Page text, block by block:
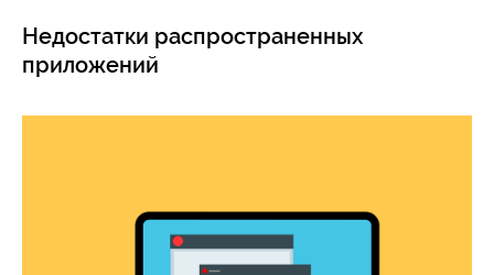
Недостатки распространенных
приложений